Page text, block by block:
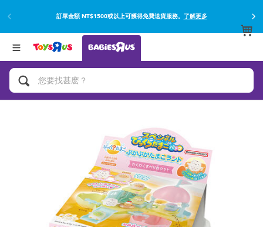
網上購買並使用門市取貨在店內取貨。了解更多
分類目錄
遊戲及活動
嬰兒專用禮品
沐浴及如厠訓練用品
嬰兒及兒童汽車座椅
尿片及濕紙巾
品牌
查看所有